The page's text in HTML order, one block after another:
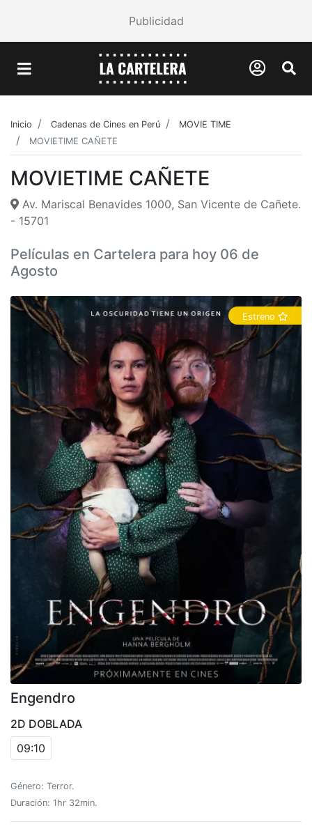
Publicidad
Inicio Cadenas de Cines en Perú
MOVIE TIME
MOVIETIME CAÑETE
MOVIETIME CAÑETE
Av. Mariscal Benavides 1000, San Vicente de Cañete.
- 15701
Películas en Cartelera para hoy 06 de
Agosto
Estreno
Engendro
2D DOBLADA
09:10
Género: Terror.
Duración: 1hr 32min.